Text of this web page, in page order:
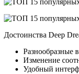
Достоинства Deep
Разнообразные
Изменение
Удобный